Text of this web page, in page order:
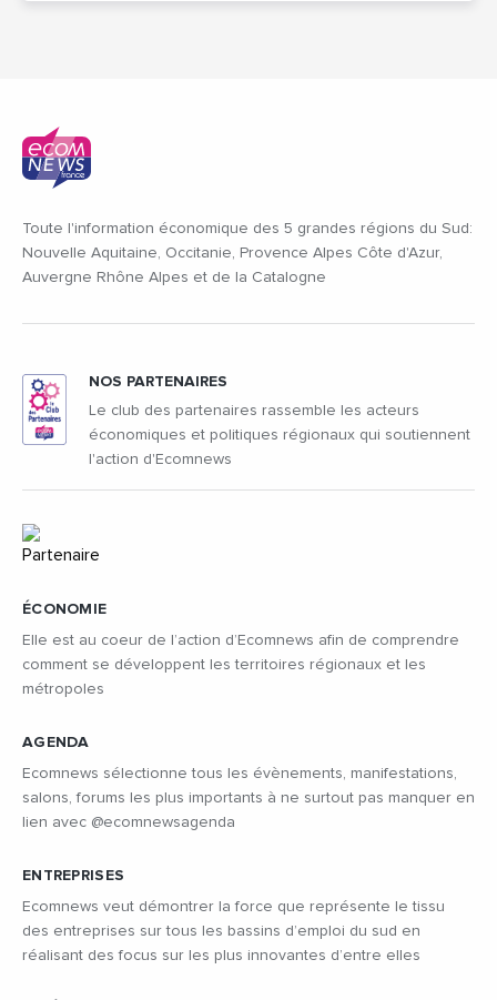
Toute l'information économique des 5 grandes régions du Sud:
Nouvelle Aquitaine, Occitanie, Provence Alpes Côte d'Azur,
Auvergne Rhône Alpes et de la Catalogne
ÉCONOMIE
Elle est au coeur de l’action d’Ecomnews afin de comprendre
comment se développent les territoires régionaux et les
métropoles
AGENDA
Ecomnews sélectionne tous les évènements, manifestations,
salons, forums les plus importants à ne surtout pas manquer en
lien avec @ecomnewsagenda
ENTREPRISES
Ecomnews veut démontrer la force que représente le tissu
des entreprises sur tous les bassins d’emploi du sud en
réalisant des focus sur les plus innovantes d’entre elles
NOS PARTENAIRES
Le club des partenaires rassemble les acteurs
économiques et politiques régionaux qui soutiennent
l'action d'Ecomnews